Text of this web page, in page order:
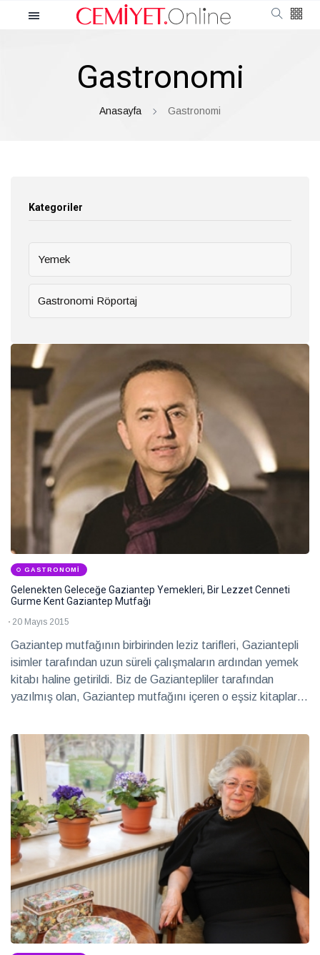
Gastronomi
Sürdürülebilirlik
Haberler
Benim
için
her
özeldir
2026
yolculuğuna
eşlik
2026
Sağlık
Hayalleri
iki imza
2026
Röportaj
Teatro
Ayntab:
Bir
sahneden
fazlası
28 Temmuz
Kültür &
Sanat
Farklı
kültürleri
keşfetmeyi
seviyorum
28 Temmuz
2026
Soru
Cevap
Gastronomi
Anasayfa Gastronomi
Kategoriler
Yemek
Gastronomi Röportaj
GASTRONOMI
Gelenekten Geleceğe Gaziantep Yemekleri, Bir Lezzet Cenneti
Gurme Kent Gaziantep Mutfağı
20 Mayıs 2015
Gaziantep mutfağının birbirinden leziz tarifleri, Gaziantepli
isimler tarafından uzun süreli çalışmaların ardından yemek
kitabı haline getirildi. Biz de Gaziantepliler tarafından
yazılmış olan, Gaziantep mutfağını içeren o eşsiz kitapları